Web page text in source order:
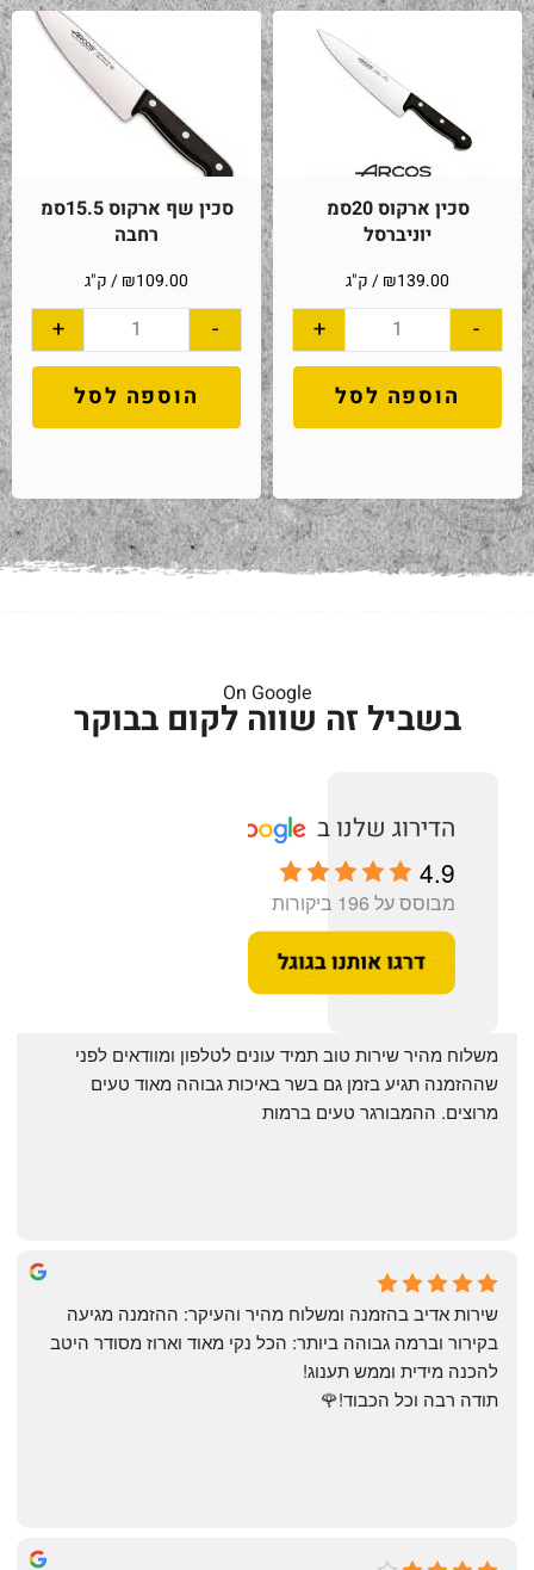
סכין ארקוס 20סמ
יוניברסל
₪139.00 / ק"ג
-
+
הוספה לסל
סכין שף ארקוס 15.5סמ
רחבה
₪109.00 / ק"ג
-
+
הוספה לסל
On Google
בשביל זה שווה לקום בבוקר
4.9
מבוסס על 196 ביקורות
May Azulay
a month ago
מרוצים. ההמבורגר טעים ברמות
michal gottfried
להכנה מידית וממש תענוג!
תודה רבה וכל הכבוד!🌹